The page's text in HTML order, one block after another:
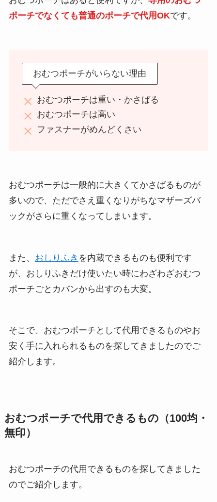
ポーチでなくても普通のポーチで代用OKです。
おむつポーチがいらない理由
おむつポーチは重い・かさばる
おむつポーチは高い
ファスナーがめんどくさい
おむつポーチは一般的に大きくてかさばるものが
多いので、ただでさえ重くなりがちなマザーズバ
ックがさらに重くなってしまいます。
また、 おしりふき を内蔵できるものも便利です
が、おしりふきだけ使いたい時にわざわざおむつ
ポーチごとカバンから出すのも大変。
そこで、おむつポーチとして代用できるものやお
安く手に入れられるものを探してきましたのでご
紹介します。
おむつポーチで代用できるもの（100均・
無印）
おむつポーチの代用できるものを探してきました
のでご紹介します。